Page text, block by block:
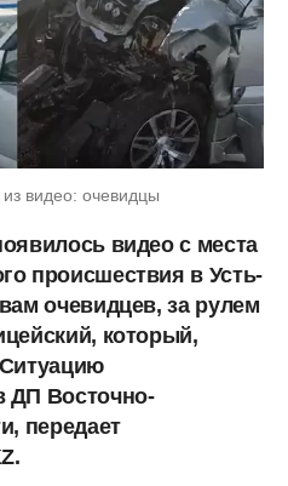
видео: очевидцы
видео с места
происшествия в Усть-
очевидцев, за рулем
который,
ДП Восточно-
передает